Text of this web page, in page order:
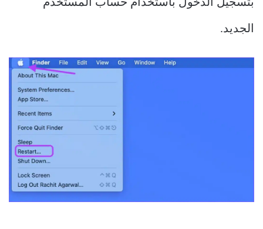
بتسجيل الدخول باستخدام حساب المستخدم
الجديد.